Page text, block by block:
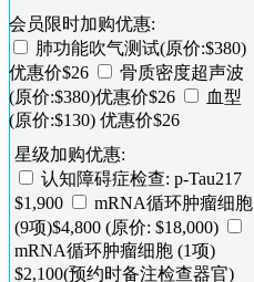
会员限时加购优惠:
肺功能吹气测试(原价:$380)
优惠价$26
骨质密度超声波
(原价:$380)优惠价$26
血型
(原价:$130) 优惠价$26
星级加购优惠:
认知障碍症检查: p-Tau217
$1,900
mRNA循环肿瘤细胞
(9项)$4,800 (原价: $18,000)
mRNA循环肿瘤细胞 (1项)
$2,100(预约时备注检查器官)